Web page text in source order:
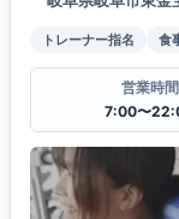
トレーナー指名 食
営業時間
7:00〜